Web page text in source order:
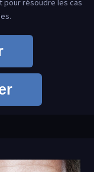
pour résoudre les cas